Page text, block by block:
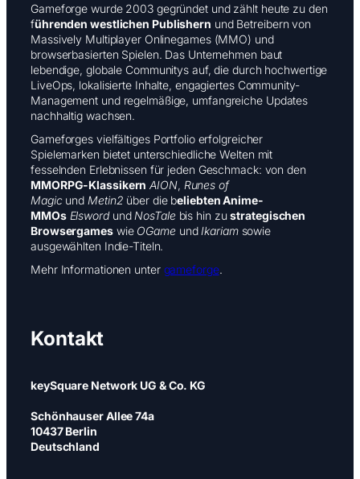
Gameforge wurde 2003 gegründet und zählt heute zu den
führenden westlichen Publishern und Betreibern von
Massively Multiplayer Onlinegames (MMO) und
browserbasierten Spielen. Das Unternehmen baut
lebendige, globale Communitys auf, die durch hochwertige
LiveOps, lokalisierte Inhalte, engagiertes Community-
Management und regelmäßige, umfangreiche Updates
nachhaltig wachsen.
Gameforges vielfältiges Portfolio erfolgreicher
Spielemarken bietet unterschiedliche Welten mit
fesselnden Erlebnissen für jeden Geschmack: von den
MMORPG-Klassikern AION, Runes of
Magic und Metin2 über die beliebten Anime-
MMOs Elsword und NosTalebis hin zustrategischen
Browsergameswie OGameundIkariamsowie
ausgewählten Indie-Titeln.
Mehr Informationen unter gameforge.
Kontakt
keySquare Network UG & Co. KG
Schönhauser Allee 74a
10437 Berlin
Deutschland